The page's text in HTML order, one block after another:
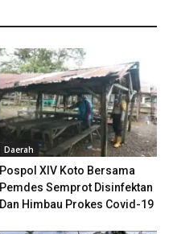
Daerah
Pospol XIV Koto Bersama
Pemdes Semprot Disinfektan
Dan Himbau Prokes Covid-19